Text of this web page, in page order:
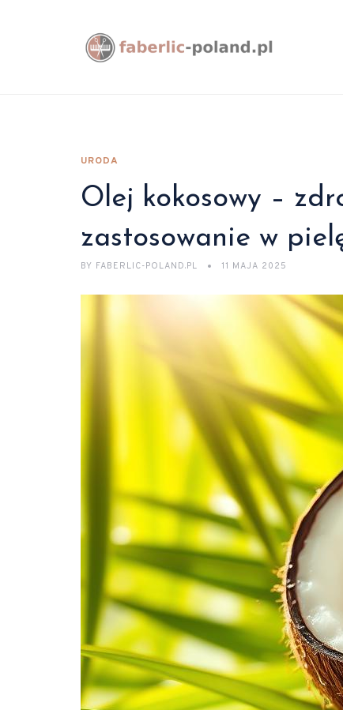
URODA
Olej kokosowy –
zastosowanie w
BY FABERLIC-POLAND.PL 11 MAJA 2025